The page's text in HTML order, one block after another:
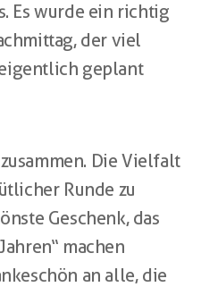
Es wurde ein richtig
der viel
geplant
Die Vielfalt
Runde zu
Geschenk, das
machen
an alle, die